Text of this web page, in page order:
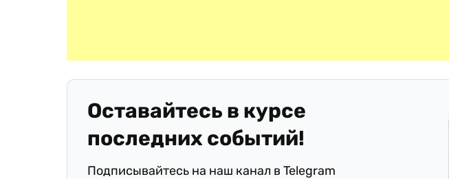
Оставайтесь в курсе
последних событий!
Подписывайтесь на наш канал в Telegram